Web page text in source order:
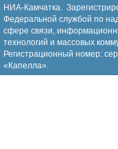
НИА-Камчатка.
Федеральной службой по
сфере связи,
технологий и массовых
Регистрационный номер:
«Капелла».